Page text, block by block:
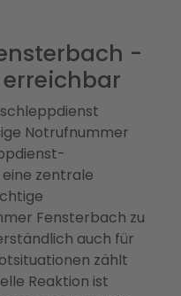
-
Notrufnummer
zentrale
Fensterbach zu
auch für
zählt
Reaktion ist